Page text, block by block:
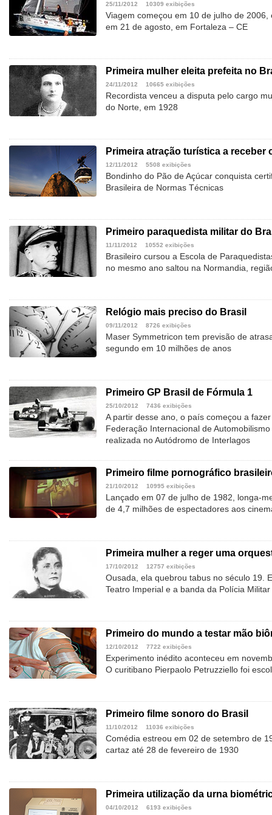
25/11/2012 10309 exibições
Viagem começou em 10 de julho de
em 21 de agosto, em Fortaleza – CE
Primeira mulher eleita prefeita no
24/11/2012 10665 exibições
Recordista venceu a disputa pelo cargo
do Norte, em 1928
Primeira atração turística a
12/11/2012 5508 exibições
Bondinho do Pão de Açúcar conquista
Brasileira de Normas Técnicas
Primeiro paraquedista militar do
11/11/2012 10552 exibições
Brasileiro cursou a Escola de
no mesmo ano saltou na Normandia,
Relógio mais preciso do Brasil
09/11/2012 8726 exibições
Maser Symmetricon tem previsão de
segundo em 10 milhões de anos
Primeiro GP Brasil de Fórmula 1
25/10/2012 7436 exibições
A partir desse ano, o país começou a
Federação Internacional de
realizada no Autódromo de Interlagos
Primeiro filme pornográfico
21/10/2012 10995 exibições
Lançado em 07 de julho de 1982, longa-
de 4,7 milhões de espectadores aos
Primeira mulher a reger uma
17/10/2012 12757 exibições
Ousada, ela quebrou tabus no século 19.
Teatro Imperial e a banda da Polícia Militar
Primeiro do mundo a testar mão
12/10/2012 7722 exibições
Experimento inédito aconteceu em
O curitibano Pierpaolo Petruzziello foi
Primeiro filme sonoro do Brasil
11/10/2012 11036 exibições
Comédia estreou em 02 de setembro de
cartaz até 28 de fevereiro de 1930
Primeira utilização da urna
04/10/2012 6193 exibições